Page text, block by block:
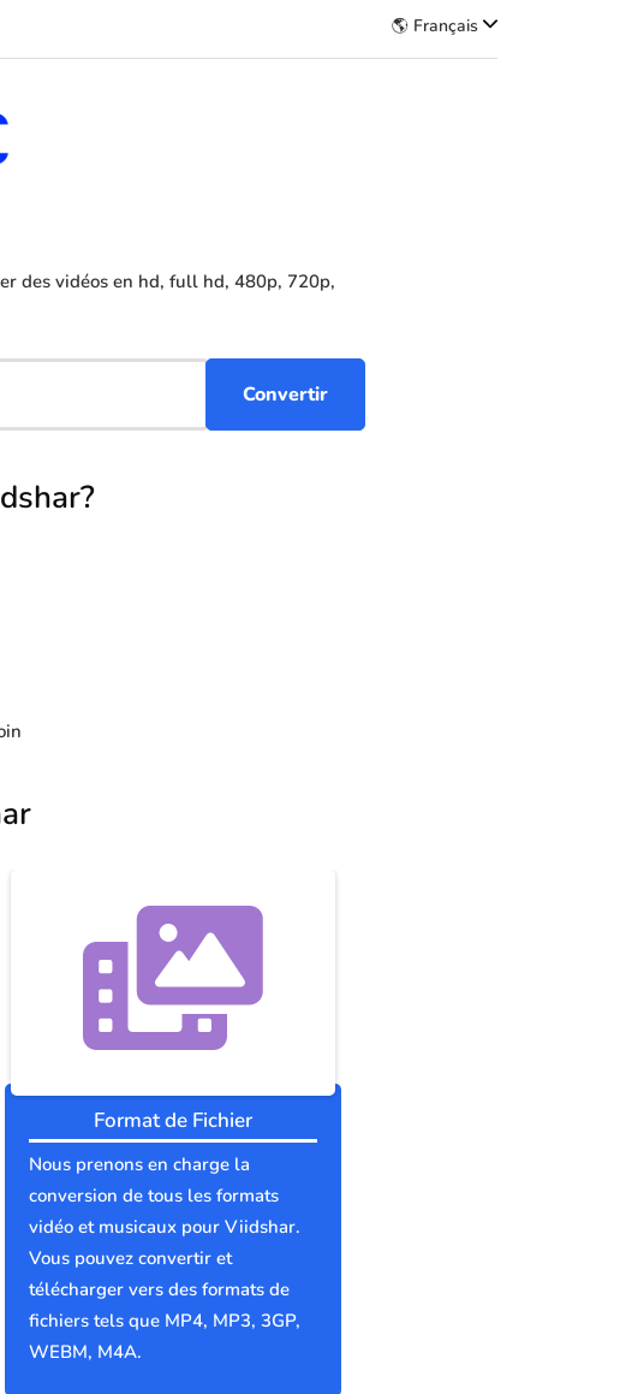
🌎 Français
des vidéos en hd, full hd, 480p, 720p,
Format de Fichier
Nous prenons en charge la
conversion de tous les formats
vidéo et musicaux pour Viidshar.
Vous pouvez convertir et
télécharger vers des formats de
fichiers tels que MP4, MP3, 3GP,
WEBM, M4A.